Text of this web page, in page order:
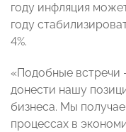
году инфляция
году
4%.
«Подобные встречи
донести нашу
бизнеса. Мы
процессах в